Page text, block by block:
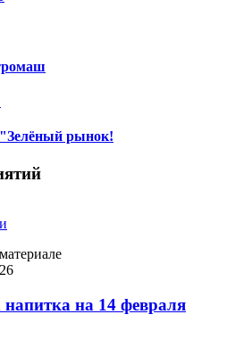
рынок!
на 14 февраля